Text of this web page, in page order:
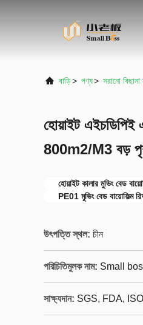
বাড়ি> পণ্য> সরানো বিছানা
হোয়াইট এইচডিপিই
800m2/M3 বড়
হোয়াইট কালার মুভিং বেড
PE01 মুভিং বেড বায়োফিল্ম
উৎপত্তি স্থল: চীন
পরিচিতিমুলক নাম: Small
সাক্ষ্যদান: SGS, FDA,